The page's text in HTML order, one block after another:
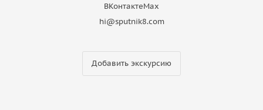
ВКонтактеMax
hi@sputnik8.com
Добавить экскурсию